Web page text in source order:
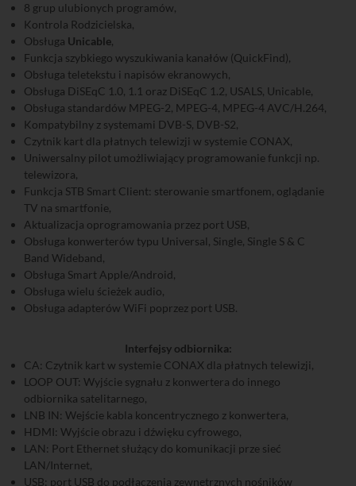
8 grup ulubionych programów,
Kontrola Rodzicielska,
Obsługa Unicable,
Funkcja szybkiego wyszukiwania kanałów (QuickFind),
Obsługa teletekstu i napisów ekranowych,
Obsługa DiSEqC 1.0, 1.1 oraz DiSEqC 1.2, USALS, Unicable,
Obsługa standardów MPEG-2, MPEG-4, MPEG-4 AVC/H.264,
Kompatybilny z systemami DVB-S, DVB-S2,
Czytnik kart dla płatnych telewizji w systemie CONAX,
Uniwersalny pilot umożliwiający programowanie funkcji np.
telewizora,
Funkcja STB Smart Client: sterowanie smartfonem, oglądanie
TV na smartfonie,
Aktualizacja oprogramowania przez port USB,
Obsługa konwerterów typu Universal, Single, Single S & C
Band Wideband,
Obsługa Smart Apple/Android,
Obsługa wielu ścieżek audio,
Obsługa adapterów WiFi poprzez port USB.
Interfejsy odbiornika:
CA: Czytnik kart w systemie CONAX dla płatnych telewizji,
LOOP OUT: Wyjście sygnału z konwertera do innego
odbiornika satelitarnego,
LNB IN: Wejście kabla koncentrycznego z konwertera,
HDMI: Wyjście obrazu i dźwięku cyfrowego,
LAN: Port Ethernet służący do komunikacji prze sieć
LAN/Internet,
USB: port USB do podłączenia zewnętrznych nośników